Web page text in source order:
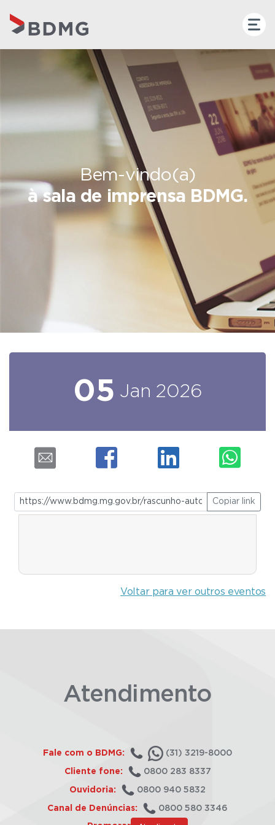
Bem-vindo(a)
à sala de imprensa BDMG.
05 Jan 2026
Copiar link
Voltar para ver outros eventos
Atendimento
Fale com o BDMG: (31) 3219-8000
Cliente fone: 0800 283 8337
Ouvidoria: 0800 940 5832
Canal de Denúncias: 0800 580 3346